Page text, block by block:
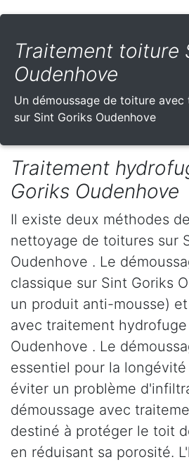
Traitement toiture
Oudenhove
Un démoussage de toiture
sur Sint Goriks Oudenhove
Traitement
Goriks Oudenhove
Il existe deux méthodes
nettoyage de toitures sur
Oudenhove . Le
classique sur Sint Goriks
un produit anti-mousse)
avec traitement
Oudenhove . Le
essentiel pour la
éviter un problème
démoussage avec
destiné à protéger le toit
en réduisant sa porosité.